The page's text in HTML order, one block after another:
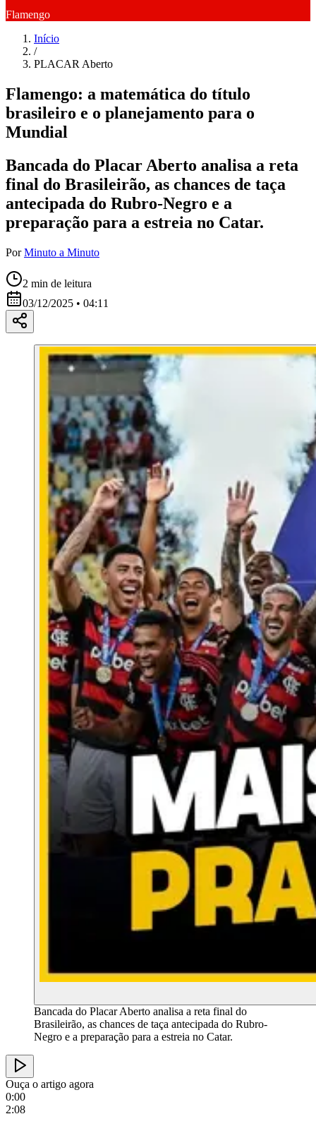
Flamengo
Início
/
PLACAR Aberto
Flamengo: a matemática do título
brasileiro e o planejamento para o
Mundial
Bancada do Placar Aberto analisa a reta
final do Brasileirão, as chances de taça
antecipada do Rubro-Negro e a
preparação para a estreia no Catar.
Por Minuto a Minuto
2 min de leitura
03/12/2025 • 04:11
Bancada do Placar Aberto analisa a reta final do
Brasileirão, as chances de taça antecipada do Rubro-
Negro e a preparação para a estreia no Catar.
Ouça o artigo agora
0:00
2:08